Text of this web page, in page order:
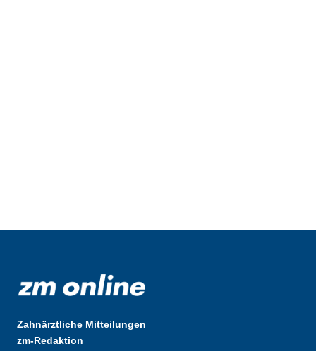
Zahnärztliche Mitteilungen
zm-Redaktion